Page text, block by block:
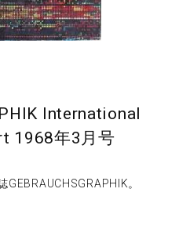
International
1968年3月号
。